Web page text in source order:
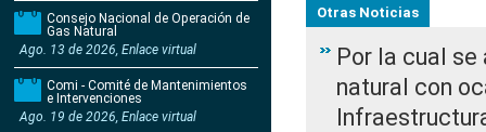
Consejo Nacional de Operación de
Gas Natural
Ago. 13 de 2026, Enlace virtual
Comi - Comité de Mantenimientos
e Intervenciones
Ago. 19 de 2026, Enlace virtual
Otras Noticias
Por la cual
natural con